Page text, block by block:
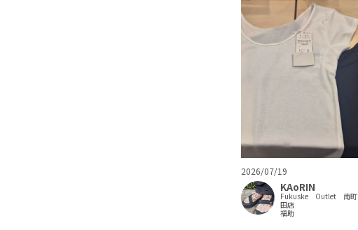
2026/07/19
KAoRIN
Fukuske Outlet 南町
田店
福助